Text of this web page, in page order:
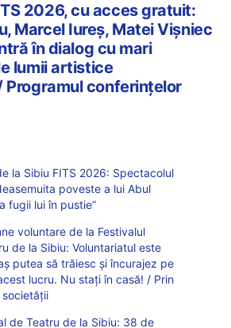
2026, cu acces gratuit:
Marcel Iureș, Matei Vișniec
în dialog cu mari
lumii artistice
Programul conferințelor
la Sibiu FITS 2026: Spectacolul
poveste a lui Abul
fugii lui în pustie”
voluntare de la Festivalul
de la Sibiu: Voluntariatul este
putea să trăiesc și încurajez pe
lucru. Nu stați în casă! / Prin
de Teatru de la Sibiu: 38 de